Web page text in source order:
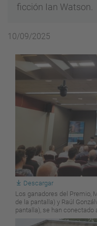
ficción Ian Watson.
10/09/2025
Descargar
Los ganadores del Premio,
de la pantalla) y Raúl
pantalla), se han